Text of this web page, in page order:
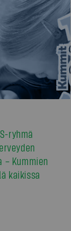
ryhmä
– Kummien
kaikissa